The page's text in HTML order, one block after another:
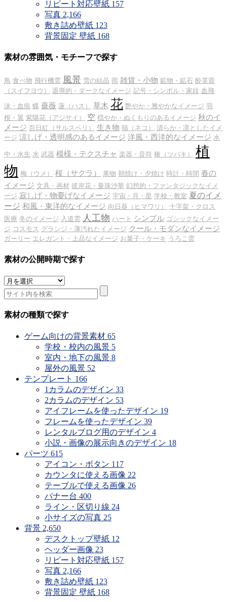
リピート対応壁紙 157
写真 2,166
敷き詰め壁紙 123
背景固定 壁紙 168
素材の雰囲気・モチーフで探す
鳥 食べ物 飛行機雲 風景 雪の結晶 雨 雑貨・小物 鉱物・鉱石 酔芙蓉
（スイフヨウ）
退廃的・ダークなイメージ 記号・シンボル・家紋 血飛
沫・血痕 蝶 薔薇 蓮（ハス） 草木 花 艶やか・雅やかなイメージ 羽
根・翼 紫陽花（アジサイ） 空 穏やか・ぬくもりのあるイメージ 秋のイ
メージ 百日紅（サルスベリ） 生き物 猫（ネコ）
清らか・凛としたイメ
ージ 涼しげ・透明感のあるイメージ 洋風・西洋的なイメージ 水
中・水生 水 武器 模様・テクスチャ 楽器・音符 椿（ツバキ）
植
物 梅（ウメ） 桜（サクラ） 果物 朝焼け・夕焼け 時計・時間 春の
イメージ 文具・画材 彼岸花・曼珠沙華 幻想的・ファンタジックなイメ
ージ 寂しげ・物憂げなイメージ 宇宙・月・星 学校・教室 夏のイメ
ージ 和風・東洋的なイメージ 向日葵（ヒマワリ）
十字架・クロス
医療 冬のイメージ 入道雲 人工物 ハート シンプル ゴシックなイメー
ジ コスモス グランジ・薄汚れたイメージ クール・モダンなイメージ
ガーリー エレガント・上品なイメージ お菓子・ケーキ うろこ雲
素材の公開時期で探す
素
材
の
公
素材の種類で探す
ゲーム向けの背景素材 65
学校・校内の風景 5
室内・地下の風景 8
屋外の風景 52
テンプレート 166
1カラムのデザイン 33
2カラムのデザイン 53
アイフレームを使ったデザイン 19
フレームを使ったデザイン 39
レンタルブログ用のデザイン 4
小説・画像の展示向きのデザイン 18
パーツ 615
アイコン・ボタン 117
カウンタに使える画像 22
テーブルで使える画像 26
バナー台 400
ライン・区切り線 24
小サイズの写真 25
背景 2,650
デスクトップ壁紙 12
ヘッダー画像 23
リピート対応壁紙 157
写真 2,166
敷き詰め壁紙 123
背景固定 壁紙 168